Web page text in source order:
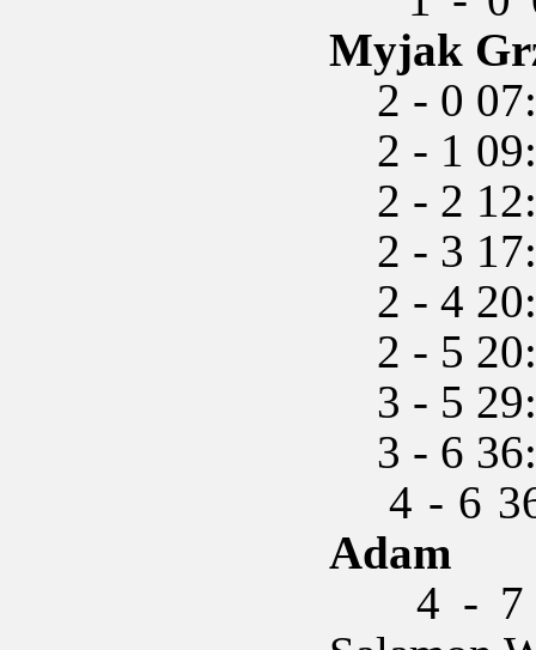
Myjak
2 - 0
2 - 1
2 - 2
2 - 3
2 - 4
2 - 5
3 - 5
3 - 6
4 - 6
Adam
4 - 7